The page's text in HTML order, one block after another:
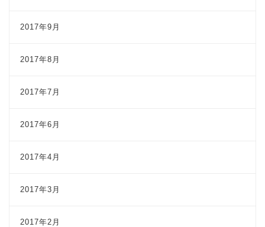
2017年9月
2017年8月
2017年7月
2017年6月
2017年4月
2017年3月
2017年2月